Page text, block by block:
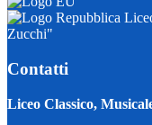
Zucchi"
Contatti
Liceo Classico,